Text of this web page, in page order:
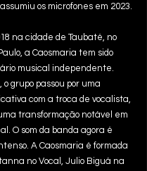
os microfones em 2023.
na cidade de Taubaté, no
a Caosmaria tem sido
musical independente.
grupo passou por uma
com a troca de vocalista,
transformação notável em
O som da banda agora é
A Caosmaria é formada
no Vocal, Julio Biguá na